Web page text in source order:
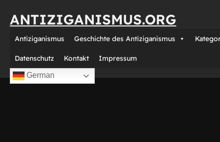
zum
Inhalt
ANTIZIGANISMUS.ORG
Antiziganismus Geschichte des Antiziganismus
Datenschutz Kontakt Impressum
German